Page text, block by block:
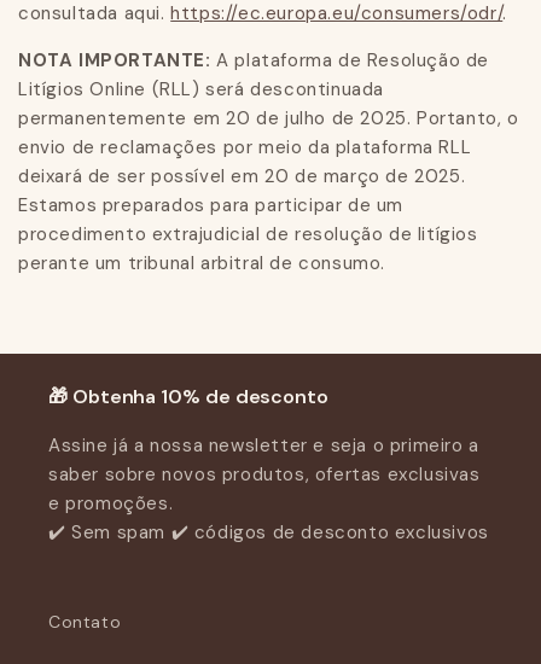
consultada aqui. https://ec.europa.eu/consumers/odr/.
NOTA IMPORTANTE: A plataforma de Resolução de
Litígios Online (RLL) será descontinuada
permanentemente em 20 de julho de 2025. Portanto, o
envio de reclamações por meio da plataforma RLL
deixará de ser possível em 20 de março de 2025.
Estamos preparados para participar de um
procedimento extrajudicial de resolução de litígios
perante um tribunal arbitral de consumo.
🎁 Obtenha 10% de desconto
Assine já a nossa newsletter e seja o primeiro a
saber sobre novos produtos, ofertas exclusivas
e promoções.
✔️ Sem spam ✔️ códigos de desconto exclusivos
Contato